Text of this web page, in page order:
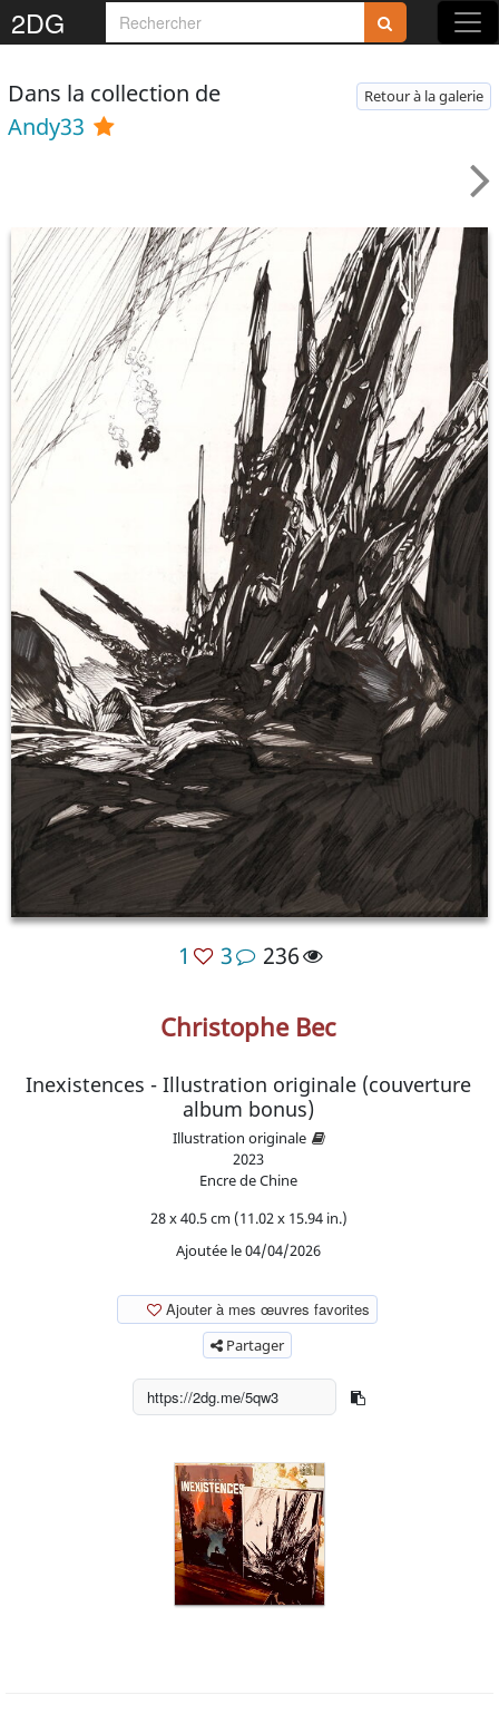
2DG
Dans la collection de
Andy33
Retour à la galerie
1 3 236
Christophe Bec
Inexistences - Illustration originale (couverture
album bonus)
Illustration originale
2023
Encre de Chine
28 x 40.5 cm (11.02 x 15.94 in.)
Ajoutée le 04/04/2026
Ajouter à mes œuvres favorites
Partager